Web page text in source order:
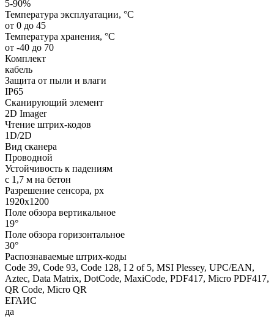
5-90%
Температура эксплуатации, °C
от 0 до 45
Температура хранения, °C
от -40 до 70
Комплект
кабель
Защита от пыли и влаги
IP65
Сканирующий элемент
2D Imager
Чтение штрих-кодов
1D/2D
Вид сканера
Проводной
Устойчивость к падениям
с 1,7 м на бетон
Разрешение сенсора, px
1920x1200
Поле обзора вертикальное
19°
Поле обзора горизонтальное
30°
Распознаваемые штрих-коды
Code 39, Code 93, Code 128, I 2 of 5, MSI Plessey, UPC/EAN,
Aztec, Data Matrix, DotCode, MaxiCode, PDF417, Micro PDF417,
QR Code, Micro QR
ЕГАИС
да